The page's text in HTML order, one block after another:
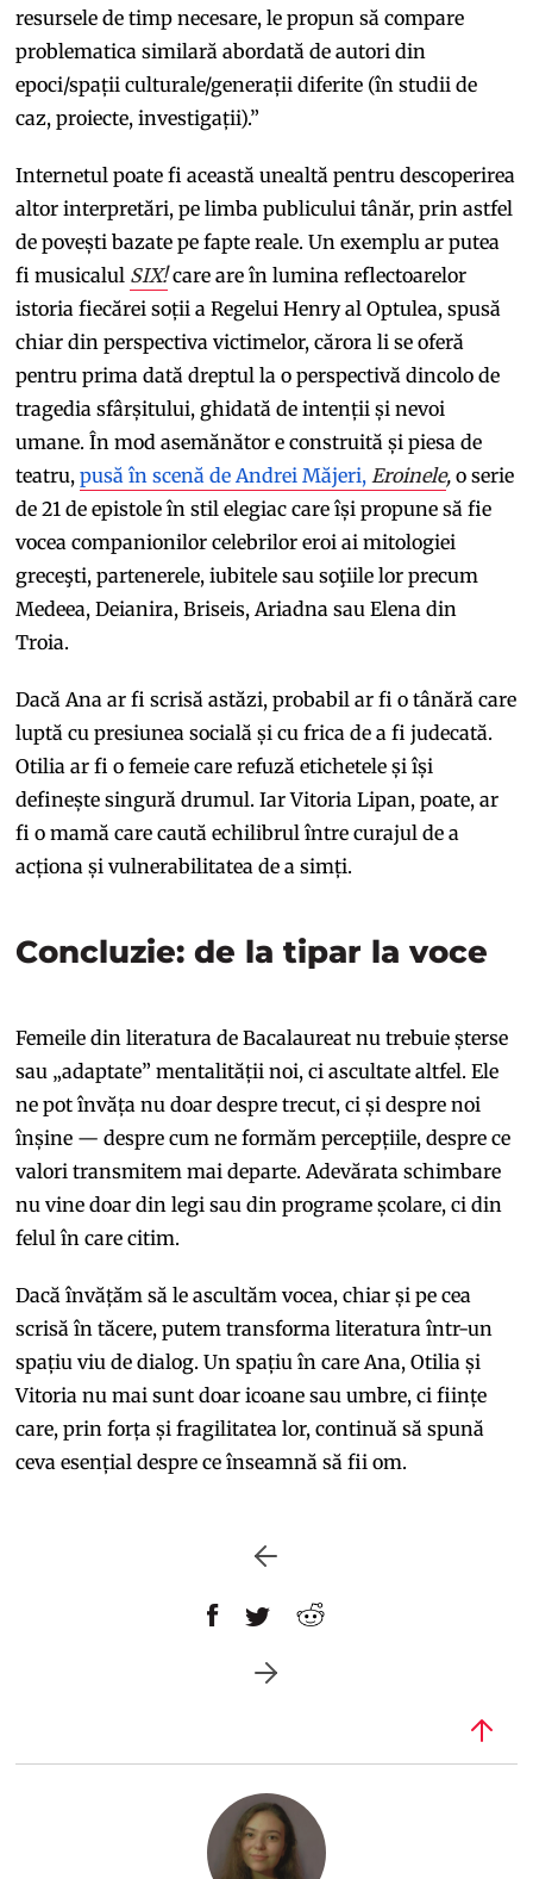
resursele de timp necesare, le propun să compare
problematica similară abordată de autori din
epoci/spații culturale/generații diferite (în studii de
caz, proiecte, investigații).”
Internetul poate fi această unealtă pentru descoperirea
altor interpretări, pe limba publicului tânăr, prin astfel
de povești bazate pe fapte reale. Un exemplu ar putea
fi musicalul SIX!care are în lumina reflectoarelor
istoria fiecărei soții a Regelui Henry al Optulea, spusă
chiar din perspectiva victimelor, cărora li se oferă
pentru prima dată dreptul la o perspectivă dincolo de
tragedia sfârșitului, ghidată de intenții și nevoi
umane. În mod asemănător e construită și piesa de
teatru,pusă în scenă de Andrei Măjeri,Eroinele,o serie
de 21 de epistole în stil elegiac care își propune să fie
vocea companionilor celebrilor eroi ai mitologiei
greceşti, partenerele, iubitele sau soţiile lor precum
Medeea, Deianira, Briseis, Ariadna sau Elena din
Troia.
Dacă Ana ar fi scrisă astăzi, probabil ar fi o tânără care
luptă cu presiunea socială și cu frica de a fi judecată.
Otilia ar fi o femeie care refuză etichetele și își
definește singură drumul. Iar Vitoria Lipan, poate, ar
fi o mamă care caută echilibrul între curajul de a
acționa și vulnerabilitatea de a simți.
Concluzie: de la tipar la voce
Femeile din literatura de Bacalaureat nu trebuie șterse
sau „adaptate” mentalității noi, ci ascultate altfel. Ele
ne pot învăța nu doar despre trecut, ci și despre noi
înșine — despre cum ne formăm percepțiile, despre ce
valori transmitem mai departe. Adevărata schimbare
nu vine doar din legi sau din programe școlare, ci din
felul în care citim.
Dacă învățăm să le ascultăm vocea, chiar și pe cea
scrisă în tăcere, putem transforma literatura într-un
spațiu viu de dialog. Un spațiu în care Ana, Otilia și
Vitoria nu mai sunt doar icoane sau umbre, ci ființe
care, prin forța și fragilitatea lor, continuă să spună
ceva esențial despre ce înseamnă să fii om.